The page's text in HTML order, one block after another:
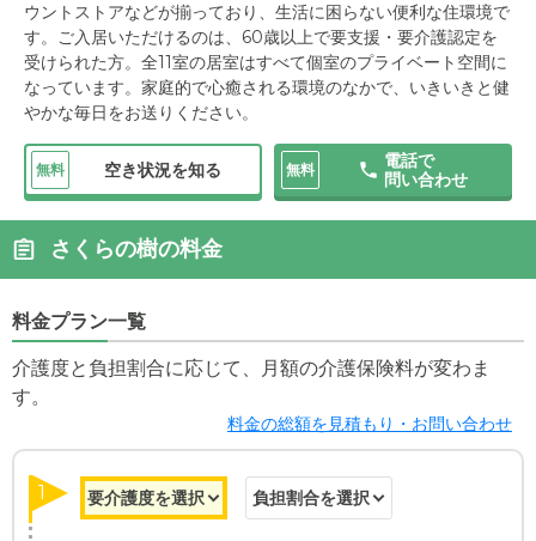
ウントストアなどが揃っており、生活に困らない便利な住環境で
す。ご入居いただけるのは、60歳以上で要支援・要介護認定を
受けられた方。全11室の居室はすべて個室のプライベート空間に
なっています。家庭的で心癒される環境のなかで、いきいきと健
やかな毎日をお送りください。
無料 空き状況を知る 無料
電話で
問い合わせ
さくらの樹の料金
料金プラン一覧
介護度と負担割合に応じて、月額の介護保険料が変わま
す。
料金の総額を見積もり・お問い合わせ
1